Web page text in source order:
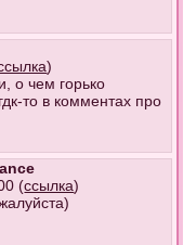
)
о чем горько
то в комментах про
(ссылка)